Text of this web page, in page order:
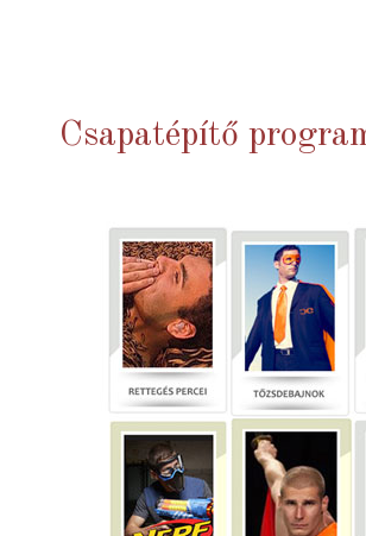
Csapatépítő